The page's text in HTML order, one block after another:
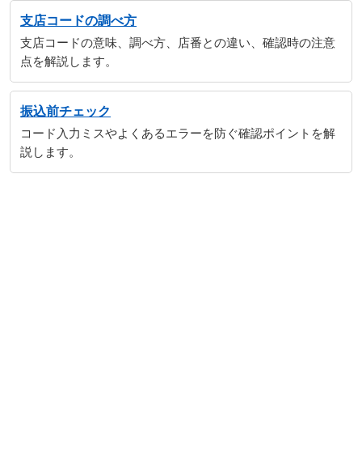
支店コードの調べ方
支店コードの意味、調べ方、店番との違い、確認時の注意
点を解説します。
振込前チェック
コード入力ミスやよくあるエラーを防ぐ確認ポイントを解
説します。